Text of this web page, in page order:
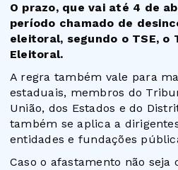
O prazo, que vai até 4 de
período chamado de
eleitoral, segundo o TSE, o
Eleitoral.
A regra também vale para
estaduais, membros do
União, dos Estados e do
também se aplica a
entidades e fundações
Caso o afastamento não seja